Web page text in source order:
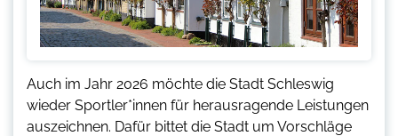
Auch im Jahr 2026 möchte die Stadt Schleswig
wieder Sportler*innen für herausragende Leistungen
auszeichnen. Dafür bittet die Stadt um Vorschläge